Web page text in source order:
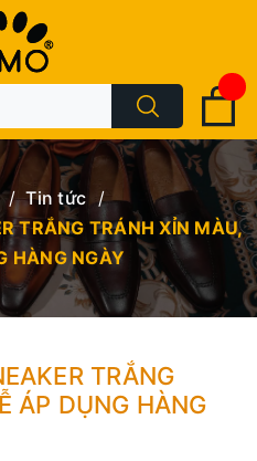
/ Tin tức /
TRẮNG TRÁNH XỈN MÀU,
HÀNG NGÀY
TRẮNG
ÁP DỤNG HÀNG